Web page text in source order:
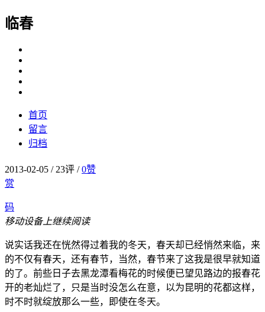
临春
首页
留言
归档
2013-02-05 / 23评 /0赞
赏
码
移动设备上继续阅读
说实话我还在恍然得过着我的冬天，春天却已经悄然来临，来
的不仅有春天，还有春节，当然，春节来了这我是很早就知道
的了。前些日子去黑龙潭看梅花的时候便已望见路边的报春花
开的老灿烂了，只是当时没怎么在意，以为昆明的花都这样，
时不时就绽放那么一些，即使在冬天。